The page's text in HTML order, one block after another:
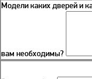
Модели каких дверей и
вам необходимы?